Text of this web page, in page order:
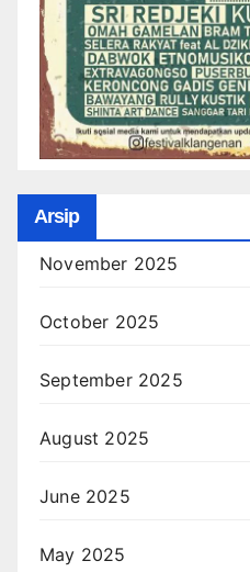
Arsip
November 2025
October 2025
September 2025
August 2025
June 2025
May 2025